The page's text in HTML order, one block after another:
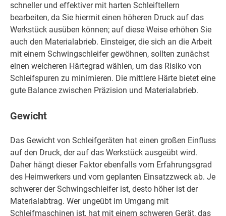
schneller und effektiver mit harten Schleiftellern
bearbeiten, da Sie hiermit einen höheren Druck auf das
Werkstück ausüben können; auf diese Weise erhöhen Sie
auch den Materialabrieb. Einsteiger, die sich an die Arbeit
mit einem Schwingschleifer gewöhnen, sollten zunächst
einen weicheren Härtegrad wählen, um das Risiko von
Schleifspuren zu minimieren. Die mittlere Härte bietet eine
gute Balance zwischen Präzision und Materialabrieb.
Gewicht
Das Gewicht von Schleifgeräten hat einen großen Einfluss
auf den Druck, der auf das Werkstück ausgeübt wird.
Daher hängt dieser Faktor ebenfalls vom Erfahrungsgrad
des Heimwerkers und vom geplanten Einsatzzweck ab. Je
schwerer der Schwingschleifer ist, desto höher ist der
Materialabtrag. Wer ungeübt im Umgang mit
Schleifmaschinen ist, hat mit einem schweren Gerät, das